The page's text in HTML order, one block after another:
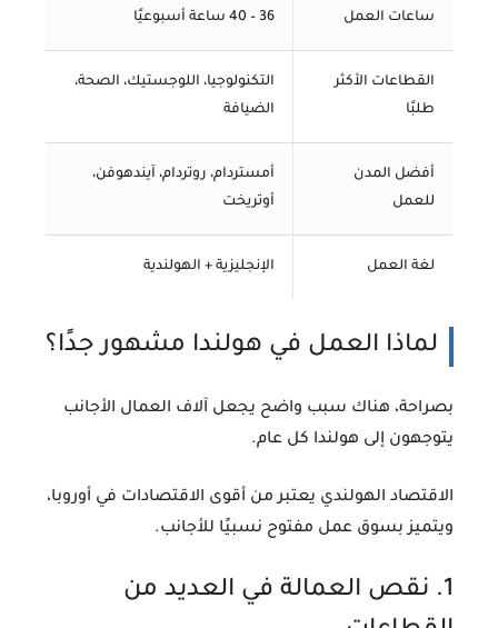
ساعات العمل 36 – 40 ساعة أسبوعيًا
القطاعات الأكثر
طلبًا
التكنولوجيا، اللوجستيك، الصحة،
الضيافة
أفضل المدن
للعمل
أمستردام، روتردام، آيندهوفن،
أوتريخت
لغة العمل الإنجليزية + الهولندية
لماذا العمل في هولندا مشهور جدًا؟
بصراحة، هناك سبب واضح يجعل آلاف العمال الأجانب
يتوجهون إلى هولندا كل عام.
الاقتصاد الهولندي يعتبر من أقوى الاقتصادات في أوروبا،
ويتميز بسوق عمل مفتوح نسبيًا للأجانب.
1. نقص العمالة في العديد من